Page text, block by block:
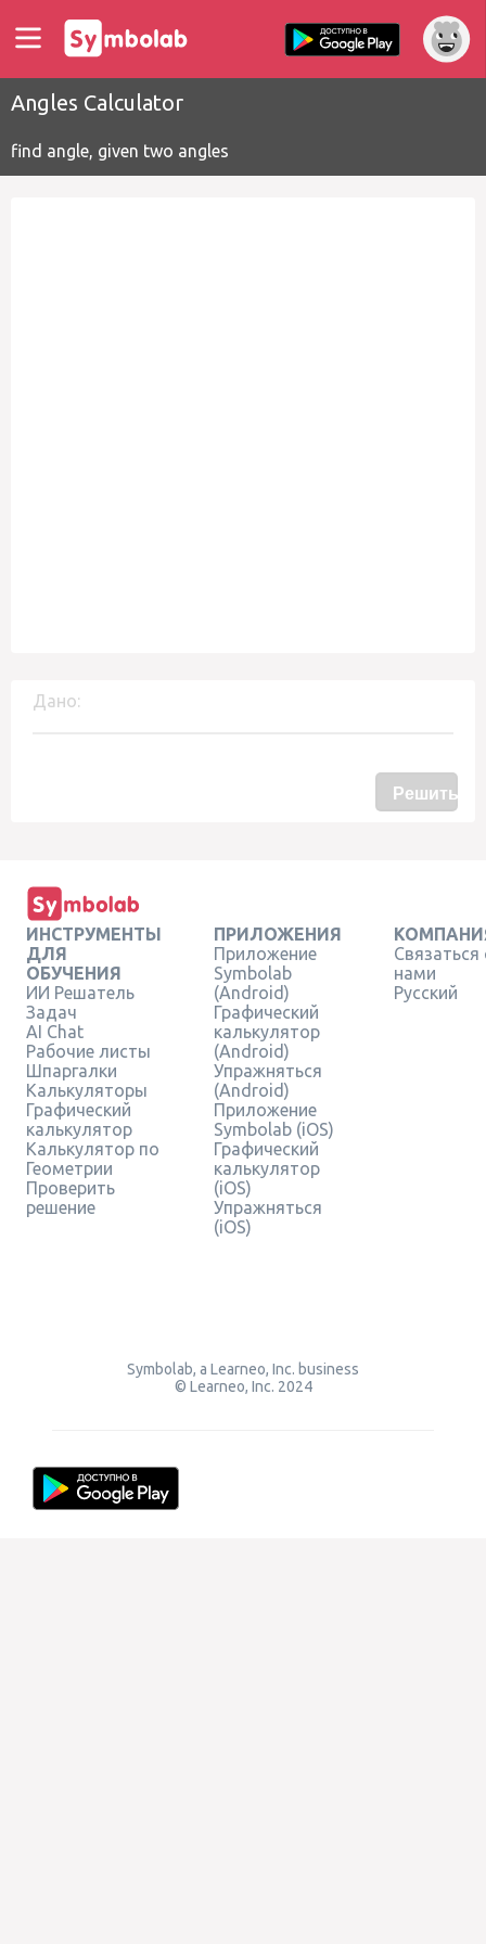
Angles Calculator
find angle, given two angles
Дано:
Решить
ИНСТРУМЕНТЫ
ДЛЯ
ОБУЧЕНИЯ
ИИ Решатель
Задач
AI Chat
Рабочие листы
Шпаргалки
Калькуляторы
Графический
калькулятор
Калькулятор по
Геометрии
Проверить
решение
ПРИЛОЖЕНИЯ
Приложение
Symbolab
(Android)
Графический
калькулятор
(Android)
Упражняться
(Android)
Приложение
Symbolab (iOS)
Графический
калькулятор
(iOS)
Упражняться
(iOS)
Связаться
нами
Русский
Symbolab, a Learneo, Inc. business
© Learneo, Inc. 2024